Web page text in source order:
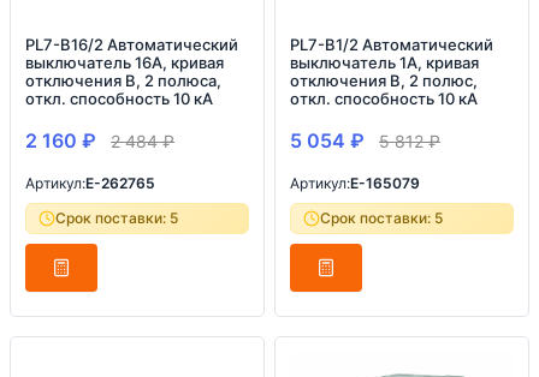
PL7-B16/2 Автоматический
выключатель 16А, кривая
отключения В, 2 полюса,
откл. способность 10 кА
2 160 ₽ 2 484₽
Артикул:E-262765
Срок поставки: 5
PL7-B1/2 Автоматический
выключатель 1А, кривая
отключения B, 2 полюс,
откл. способность 10 кА
5 054 ₽ 5 812₽
Артикул:E-165079
Срок поставки: 5